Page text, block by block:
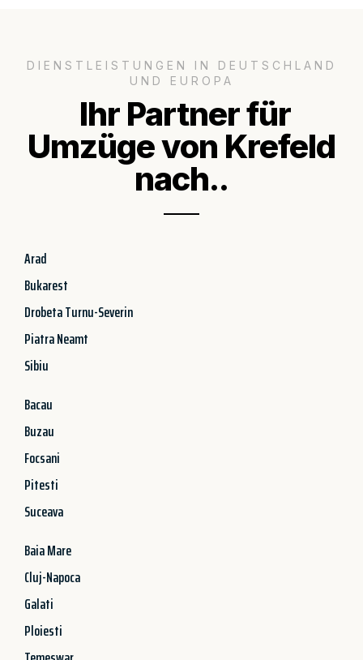
DIENSTLEISTUNGEN IN DEUTSCHLAND
UND EUROPA
Ihr Partner für
Umzüge von Krefeld
nach..
Arad
Bukarest
Drobeta Turnu-Severin
Piatra Neamt
Sibiu
Bacau
Buzau
Focsani
Pitesti
Suceava
Baia Mare
Cluj-Napoca
Galati
Ploiesti